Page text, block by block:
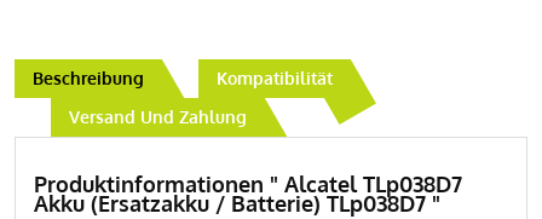
Beschreibung
Kompatibilität
Versand Und Zahlung
Produktinformationen " Alcatel TLp038D7
Akku (Ersatzakku / Batterie) TLp038D7 "